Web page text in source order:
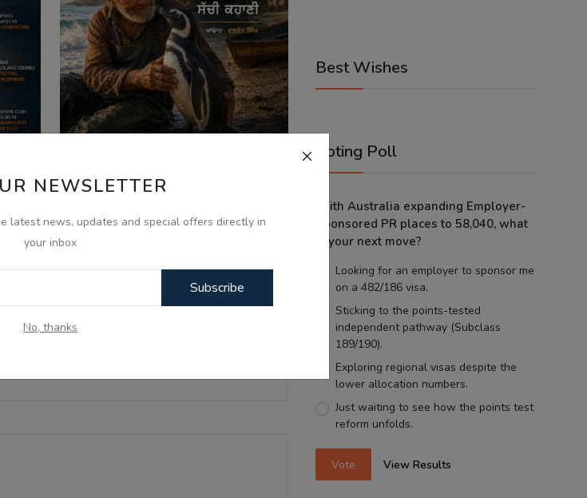
NEWSLETTER
latest news, updates and special offers directly in
your inbox
Subscribe
No, thanks
Aug 7, 2026
Punjabi Audio Kahan...
Best Wishes
Voting Poll
With Australia expanding Employer-
Sponsored PR places to 58,040, what
is your next move?
Looking for an employer to sponsor me
on a 482/186 visa.
Sticking to the points-tested
independent pathway (Subclass
189/190).
Exploring regional visas despite the
lower allocation numbers.
Just waiting to see how the points test
reform unfolds.
Vote View Results